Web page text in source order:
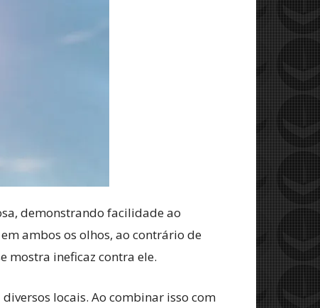
demonstrando facilidade ao
ambos os olhos, ao contrário de
mostra ineficaz contra ele.
locais. Ao combinar isso com